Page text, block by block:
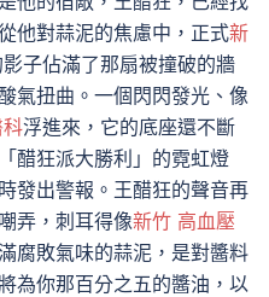
他對蒜泥的焦慮中，正式新
子佔滿了那扇被撞破的牆
氣扭曲。一個閃閃發光、像
浮進來，它的底座還不斷
醋狂派大勝利」的霓虹燈
發出警報。王醋狂的聲音再
弄，刺耳得像新竹 高血壓
腐敗氣味的蒜泥，是對醬料
為你那百分之五的醬油，以